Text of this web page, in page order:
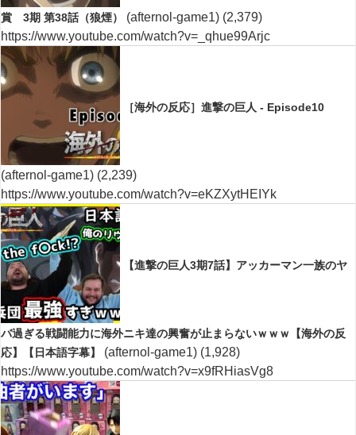
賞 3期 第38話（狼煙） (afternol-game1) (2,379)
https://www.youtube.com/watch?v=_qhue99Arjc
［海外の反応］進撃の巨人 - Episode10
(afternol-game1) (2,239)
https://www.youtube.com/watch?v=eKZXytHEIYk
【進撃の巨人3期7話】アッカーマン一族のヤ
バ過ぎる戦闘能力に海外ニキ達の興奮が止まらないｗｗｗ【海外の反
応】【日本語字幕】
(afternol-game1) (1,928)
https://www.youtube.com/watch?v=x9fRHiasVg8